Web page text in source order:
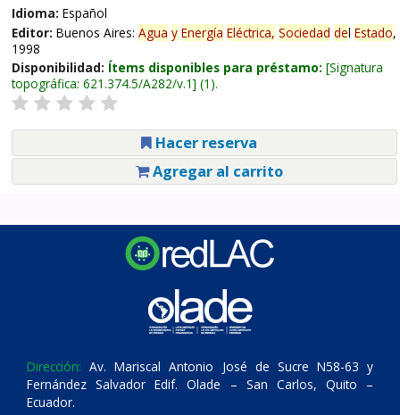
Idioma: Español
Editor: Buenos Aires: Agua y Energía Eléctrica, Sociedad del Estado,
1998
Disponibilidad: Ítems disponibles para préstamo: Signatura
topográfica: 621.374.5/A282/v.1 (1).
Hacer reserva
Agregar al carrito
Dirección: Av. Mariscal Antonio José de Sucre N58-63 y
Fernández Salvador Edif. Olade – San Carlos, Quito –
Ecuador.